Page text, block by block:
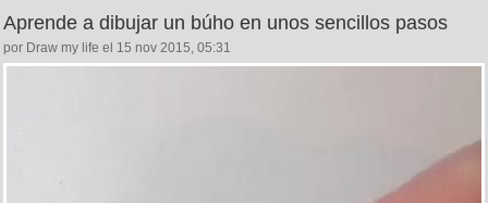
Aprende a dibujar un búho en unos sencillos pasos
por Draw my life el 15 nov 2015, 05:31